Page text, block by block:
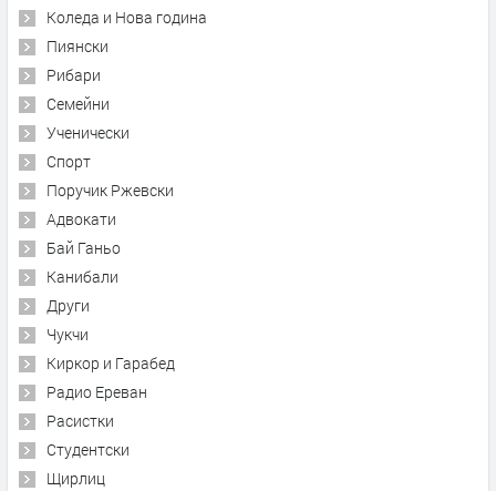
Коледа и Нова година
Пиянски
Рибари
Семейни
Ученически
Спорт
Поручик Ржевски
Адвокати
Бай Ганьо
Канибали
Други
Чукчи
Киркор и Гарабед
Радио Ереван
Расистки
Студентски
Щирлиц